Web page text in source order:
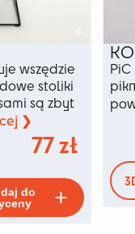
wszędzie
stoliki
są zbyt
❯
77zł
do
produkt